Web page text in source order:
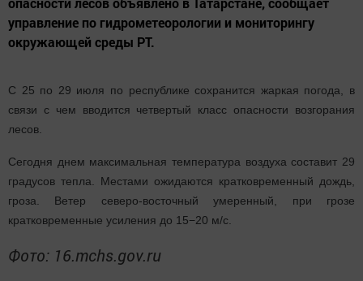
управление по гидрометеорологии и мониторингу
окружающей среды РТ.
С 25 по 29 июля по республике сохранится жаркая погода, в
связи с чем вводится четвертый класс опасности возгорания
лесов.
Сегодня днем максимальная температура воздуха составит 29
градусов тепла. Местами ожидаются кратковременный дождь,
гроза. Ветер северо-восточный умеренный, при грозе
кратковременные усиления до 15−20 м/с.
Фото: 16.mchs.gov.ru